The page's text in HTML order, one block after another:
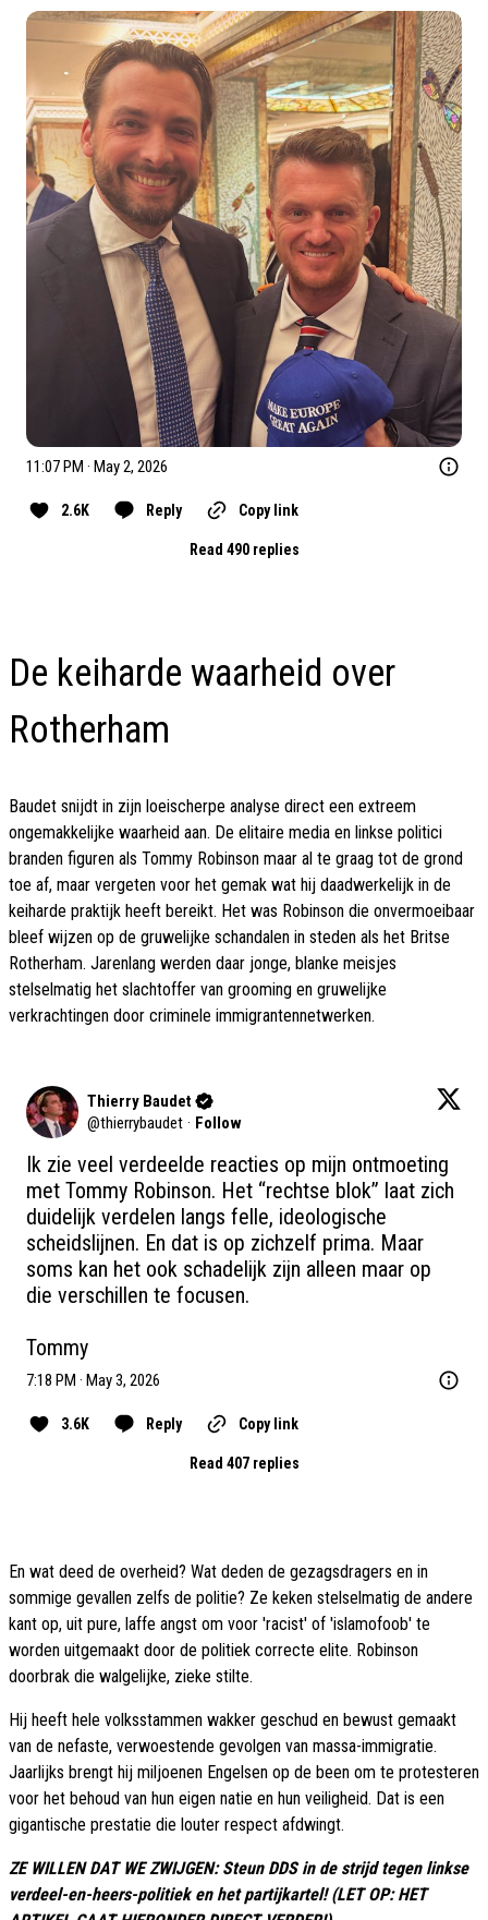
11:07 PM · May 2, 2026
2.6K Reply Copy link
Read 490 replies
De keiharde waarheid over
Rotherham
Baudet snijdt in zijn loeischerpe analyse direct een extreem
ongemakkelijke waarheid aan. De elitaire media en linkse politici
branden figuren als Tommy Robinson maar al te graag tot de grond
toe af, maar vergeten voor het gemak wat hij daadwerkelijk in de
keiharde praktijk heeft bereikt. Het was Robinson die onvermoeibaar
bleef wijzen op de gruwelijke schandalen in steden als het Britse
Rotherham. Jarenlang werden daar jonge, blanke meisjes
stelselmatig het slachtoffer van grooming en gruwelijke
verkrachtingen door criminele immigrantennetwerken.
Thierry Baudet
@thierrybaudet · Follow
Ik zie veel verdeelde reacties op mijn ontmoeting
met Tommy Robinson. Het “rechtse blok” laat zich
duidelijk verdelen langs felle, ideologische
scheidslijnen. En dat is op zichzelf prima. Maar
soms kan het ook schadelijk zijn alleen maar op
die verschillen te focusen.
Tommy
7:18 PM · May 3, 2026
3.6K Reply Copy link
Read 407 replies
En wat deed de overheid? Wat deden de gezagsdragers en in
sommige gevallen zelfs de politie? Ze keken stelselmatig de andere
kant op, uit pure, laffe angst om voor 'racist' of 'islamofoob' te
worden uitgemaakt door de politiek correcte elite. Robinson
doorbrak die walgelijke, zieke stilte.
Hij heeft hele volksstammen wakker geschud en bewust gemaakt
van de nefaste, verwoestende gevolgen van massa-immigratie.
Jaarlijks brengt hij miljoenen Engelsen op de been om te protesteren
voor het behoud van hun eigen natie en hun veiligheid. Dat is een
gigantische prestatie die louter respect afdwingt.
ZE WILLEN DAT WE ZWIJGEN: Steun DDS in de strijd tegen linkse
verdeel-en-heers-politiek en het partijkartel! (LET OP: HET